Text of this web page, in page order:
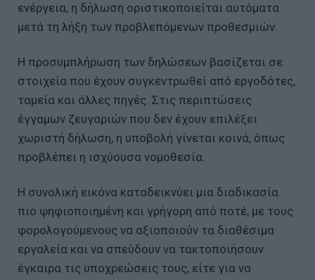
ενέργεια, η δήλωση οριστικοποιείται αυτόματα
μετά τη λήξη των προβλεπόμενων προθεσμιών.
Η προσυμπλήρωση των δηλώσεων βασίζεται σε
στοιχεία που έχουν συγκεντρωθεί από εργοδότες,
ταμεία και άλλες πηγές. Στις περιπτώσεις
έγγαμων ζευγαριών που δεν έχουν επιλέξει
χωριστή δήλωση, η υποβολή γίνεται κοινά, όπως
προβλέπει η ισχύουσα νομοθεσία.
Η συνολική εικόνα καταδεικνύει μια διαδικασία
πιο ψηφιοποιημένη και γρήγορη από ποτέ, με τους
φορολογούμενους να αξιοποιούν τα διαθέσιμα
εργαλεία και να σπεύδουν να τακτοποιήσουν
έγκαιρα τις υποχρεώσεις τους, είτε για να